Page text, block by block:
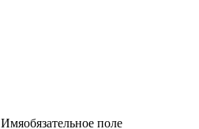
Имяобязательное поле